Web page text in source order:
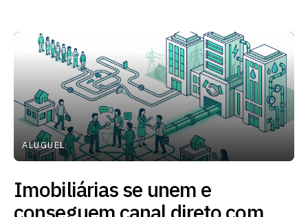
ALUGUEL
Imobiliárias se unem e
conseguem canal direto com